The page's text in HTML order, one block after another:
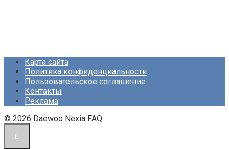
Карта сайта
Политика конфиденциальности
Пользовательское соглашение
Контакты
Реклама
© 2026 Daewoo Nexia FAQ